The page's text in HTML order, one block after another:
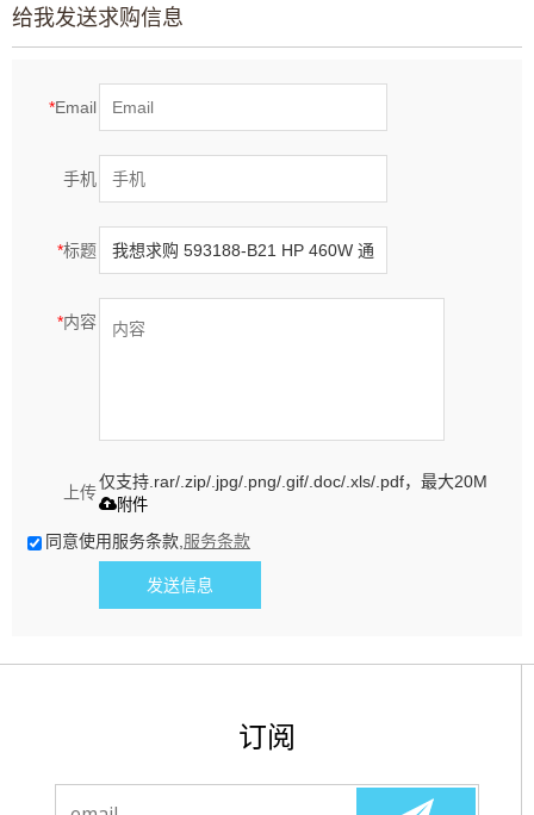
给我发送求购信息
*Email
手机
*标题
*内容
上传
仅支持.rar/.zip/.jpg/.png/.gif/.doc/.xls/.pdf，最大20M
附件
同意使用服务条款,服务条款
发送信息
订阅